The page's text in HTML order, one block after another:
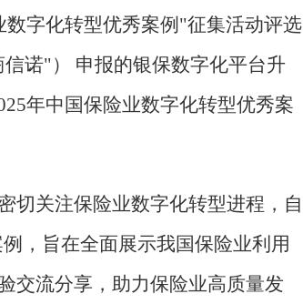
数字化转型优秀案例"征集活动评选
诺"） 申报的银保数字化平台升
年中国保险业数字化转型优秀案
切关注保险业数字化转型进程，自
，旨在全面展示我国保险业利用
交流分享，助力保险业高质量发